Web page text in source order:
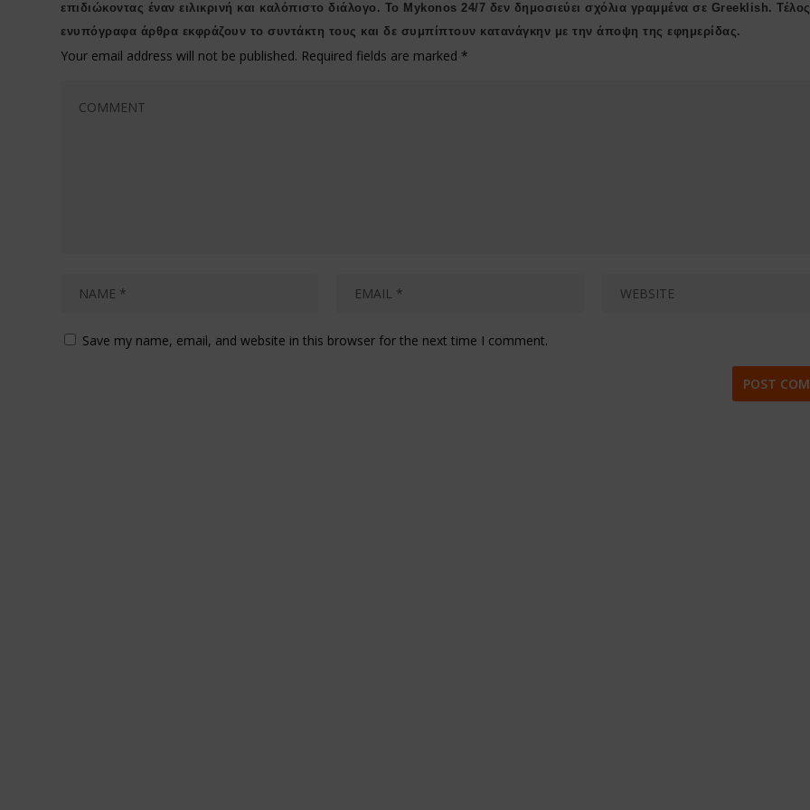
επιδιώκοντας έναν ειλικρινή και καλόπιστο διάλογο. Το Μykonos 24/7 δεν δημοσιεύει σχόλια γραμμένα σε Greeklish.
ενυπόγραφα άρθρα εκφράζουν το συντάκτη τους και δε συμπίπτουν κατανάγκην με την άποψη της εφημερίδας.
Your email address will not be published. Required fields are marked *
Save my name, email, and website in this browser for the next time I comment.